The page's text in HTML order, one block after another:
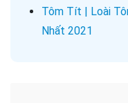
Tôm Tít | Loài
Nhất 2021